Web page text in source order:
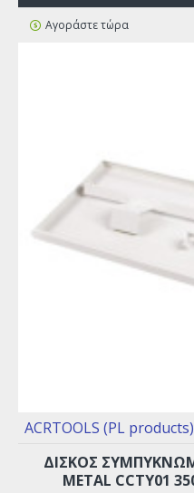
Αγοράστε τώρα
ACRTOOLS (PL products)
ΔΊΣΚΟΣ
METAL CCTY01